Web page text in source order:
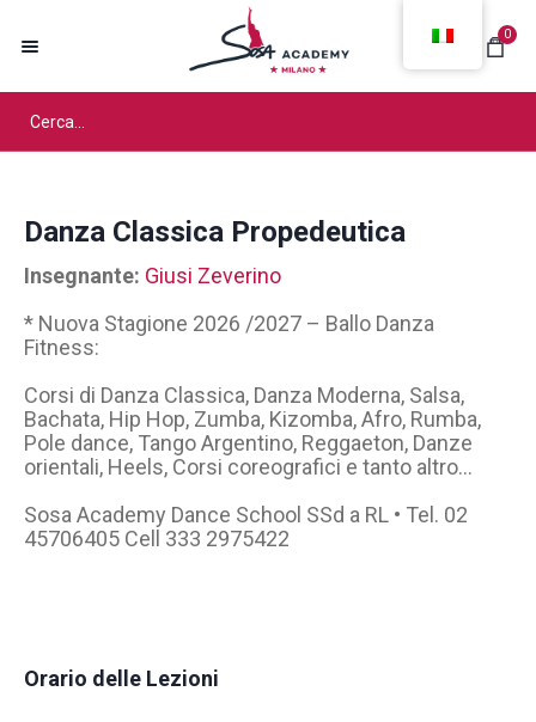
0
Danza Classica Propedeutica
Insegnante: Giusi Zeverino
* Nuova Stagione 2026 /2027 – Ballo Danza
Fitness:
Corsi di Danza Classica, Danza Moderna, Salsa,
Bachata, Hip Hop, Zumba, Kizomba, Afro, Rumba,
Pole dance, Tango Argentino, Reggaeton, Danze
orientali, Heels, Corsi coreografici e tanto altro…
Sosa Academy Dance School SSd a RL • Tel. 02
45706405 Cell 333 2975422
Orario delle Lezioni